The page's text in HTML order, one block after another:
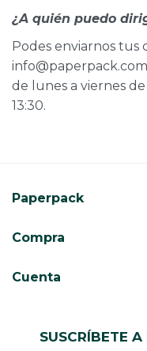
¿A quién puedo
Podes enviarnos tus
de lunes a viernes de
13:30.
SUSCRÍBETE
Paperpack
Compra
Cuenta